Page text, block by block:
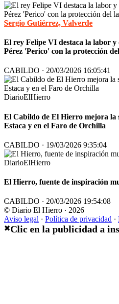
Sergio Gutiérrez, Valverde
El rey Felipe VI destaca la labor
Pérez 'Perico' con la protección
CABILDO · 20/03/2026 16:05:41
DiarioElHierro
El Cabildo de El Hierro mejora la
Estaca y en el Faro de Orchilla
CABILDO · 19/03/2026 9:35:04
DiarioElHierro
El Hierro, fuente de inspiración
CABILDO · 20/03/2026 19:54:08
© Diario El Hierro · 2026
Aviso legal · Política de privacidad ·
✖Clic en la publicidad a